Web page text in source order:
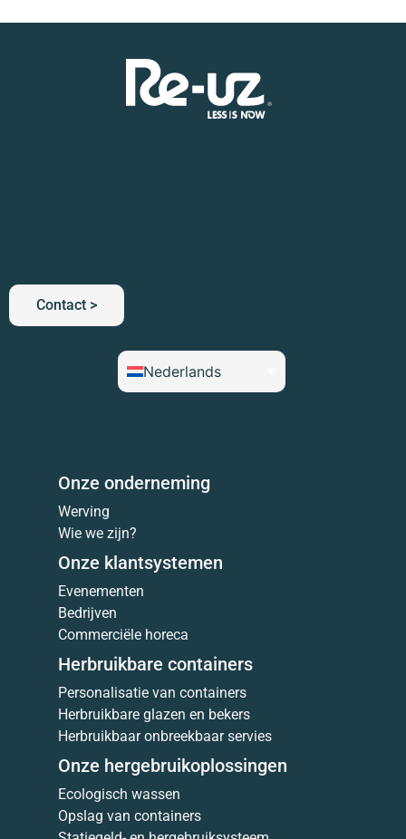
Contact >
Nederlands
Onze onderneming
Werving
Wie we zijn?
Onze klantsystemen
Evenementen
Bedrijven
Commerciële horeca
Herbruikbare containers
Personalisatie van containers
Herbruikbare glazen en bekers
Herbruikbaar onbreekbaar servies
Onze hergebruikoplossingen
Ecologisch wassen
Opslag van containers